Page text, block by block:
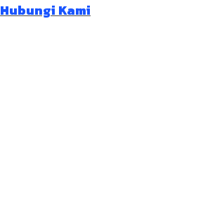
Hubungi Kami